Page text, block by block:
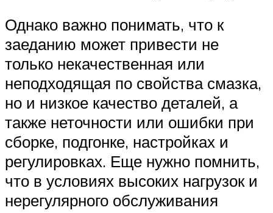
Однако важно понимать, что к
заеданию может привести не
только некачественная или
неподходящая по свойства смазка,
но и низкое качество деталей, а
также неточности или ошибки при
сборке, подгонке, настройках и
регулировках. Еще нужно помнить,
что в условиях высоких нагрузок и
нерегулярного обслуживания